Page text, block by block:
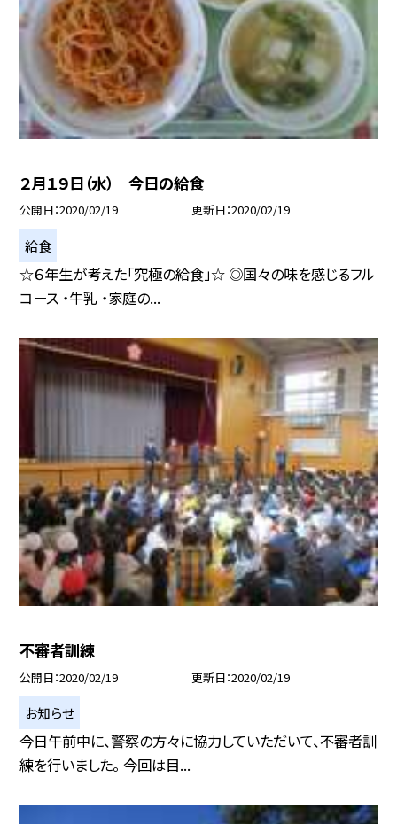
２月１９日（水） 今日の給食
公開日 2020/02/19 更新日 2020/02/19
給食
☆６年生が考えた「究極の給食」☆ ◎国々の味を感じるフル
コース ・牛乳 ・家庭の...
不審者訓練
公開日 2020/02/19 更新日 2020/02/19
お知らせ
今日午前中に、警察の方々に協力していただいて、不審者訓
練を行いました。 今回は目...